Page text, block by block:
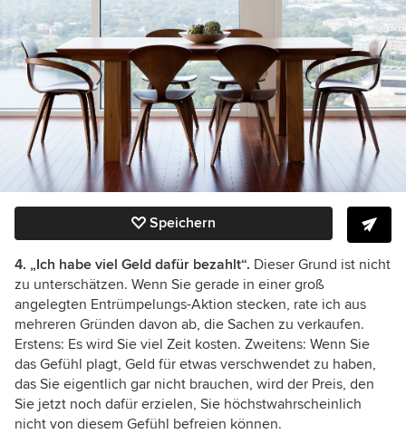
Speichern
4. „Ich habe viel Geld dafür bezahlt“. Dieser Grund ist nicht
zu unterschätzen. Wenn Sie gerade in einer groß
angelegten Entrümpelungs-Aktion stecken, rate ich aus
mehreren Gründen davon ab, die Sachen zu verkaufen.
Erstens: Es wird Sie viel Zeit kosten. Zweitens: Wenn Sie
das Gefühl plagt, Geld für etwas verschwendet zu haben,
das Sie eigentlich gar nicht brauchen, wird der Preis, den
Sie jetzt noch dafür erzielen, Sie höchstwahrscheinlich
nicht von diesem Gefühl befreien können.